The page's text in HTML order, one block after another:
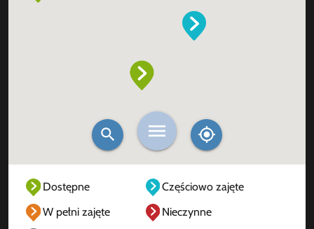
Dostępne
Częściowo zajęte
W pełni zajęte
Nieczynne